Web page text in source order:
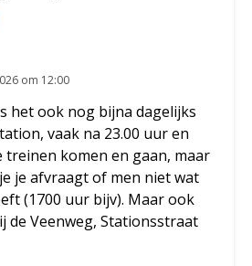
om 12:00
het ook nog bijna dagelijks
vaak na 23.00 uur en
treinen komen en gaan, maar
je afvraagt of men niet wat
(1700 uur bijv). Maar ook
de Veenweg, Stationsstraat